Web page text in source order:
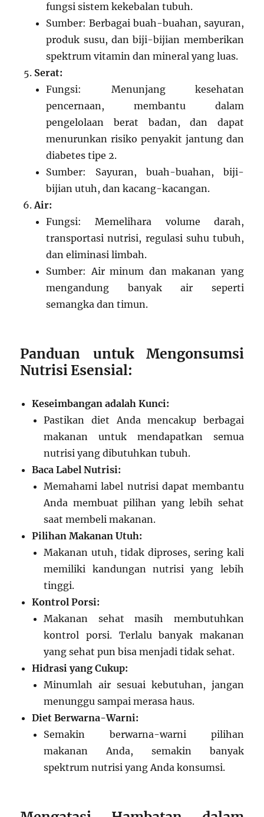
fungsi sistem kekebalan tubuh.
Sumber: Berbagai buah-buahan, sayuran,
produk susu, dan biji-bijian memberikan
spektrum vitamin dan mineral yang luas.
Serat:
Fungsi: Menunjang kesehatan
pencernaan, membantu dalam
pengelolaan berat badan, dan dapat
menurunkan risiko penyakit jantung dan
diabetes tipe 2.
Sumber: Sayuran, buah-buahan, biji-
bijian utuh, dan kacang-kacangan.
Air:
Fungsi: Memelihara volume darah,
transportasi nutrisi, regulasi suhu tubuh,
dan eliminasi limbah.
Sumber: Air minum dan makanan yang
mengandung banyak air seperti
semangka dan timun.
Panduan untuk Mengonsumsi
Nutrisi Esensial:
Keseimbangan adalah Kunci:
Pastikan diet Anda mencakup berbagai
makanan untuk mendapatkan semua
nutrisi yang dibutuhkan tubuh.
Baca Label Nutrisi:
Memahami label nutrisi dapat membantu
Anda membuat pilihan yang lebih sehat
saat membeli makanan.
Pilihan Makanan Utuh:
Makanan utuh, tidak diproses, sering kali
memiliki kandungan nutrisi yang lebih
tinggi.
Kontrol Porsi:
Makanan sehat masih membutuhkan
kontrol porsi. Terlalu banyak makanan
yang sehat pun bisa menjadi tidak sehat.
Hidrasi yang Cukup:
Minumlah air sesuai kebutuhan, jangan
menunggu sampai merasa haus.
Diet Berwarna-Warni:
Semakin berwarna-warni pilihan
makanan Anda, semakin banyak
spektrum nutrisi yang Anda konsumsi.